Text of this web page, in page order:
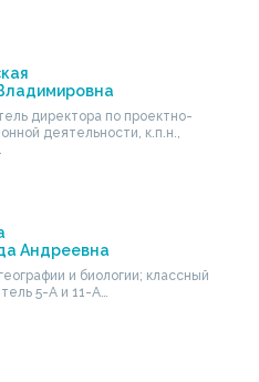
директора по проектно-
деятельности, к.п.н.,
Андреевна
и биологии; классный
5-А и 11-А…